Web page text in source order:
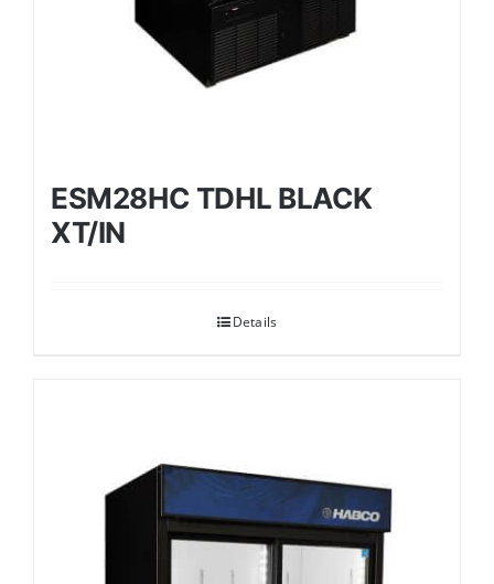
ESM28HC TDHL BLACK
XT/IN
Details